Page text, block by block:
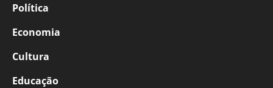
Política
Economia
Cultura
Educação